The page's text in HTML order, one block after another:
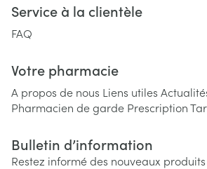
Service à la clientèle
FAQ
Votre pharmacie
A propos de nous Liens utiles
Pharmacien de garde Prescription
Bulletin d’information
Restez informé des nouveaux